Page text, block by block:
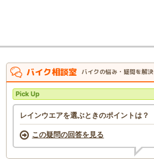
バイク相談室 バイクの悩み・疑問を解決
Pick Up
レインウエアを選ぶときのポイントは？
この疑問の回答を見る